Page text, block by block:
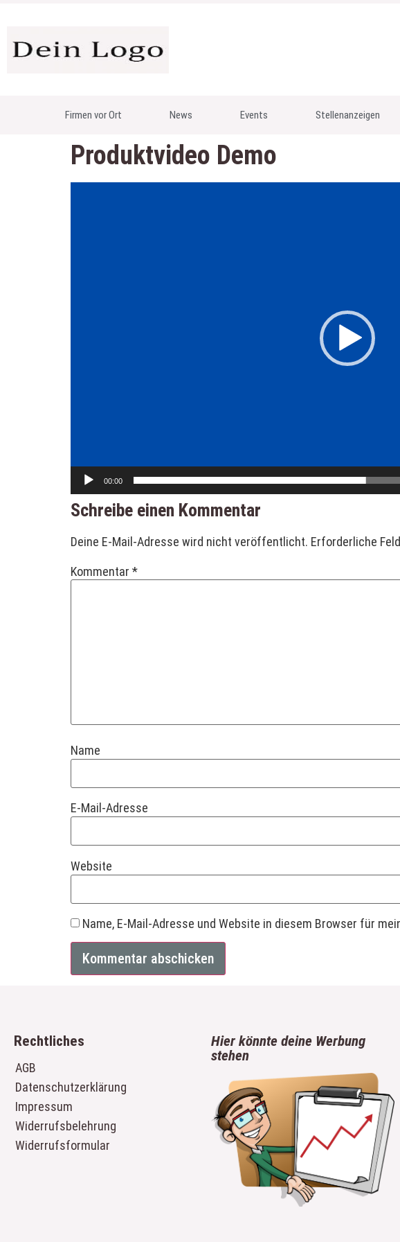
Firmen vor Ort News Events Stellenanzeigen
Produktvideo Demo
00:00
Schreibe einen Kommentar
Deine E-Mail-Adresse wird nicht veröffentlicht. Erforderliche
Kommentar *
Name
E-Mail-Adresse
Website
Name, E-Mail-Adresse und Website in diesem Browser für
Rechtliches
AGB
Datenschutzerklärung
Impressum
Widerrufsbelehrung
Widerrufsformular
Hier könnte deine Werbung
stehen